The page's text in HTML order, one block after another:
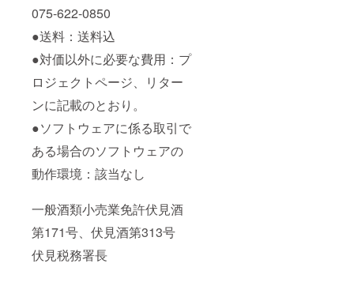
075-622-0850
●送料：送料込
●対価以外に必要な費用：プ
ロジェクトページ、リター
ンに記載のとおり。
●ソフトウェアに係る取引で
ある場合のソフトウェアの
動作環境：該当なし
一般酒類小売業免許伏見酒
第171号、伏見酒第313号
伏見税務署長